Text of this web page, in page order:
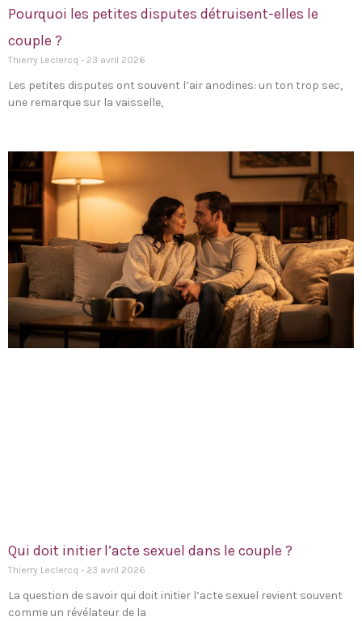
Pourquoi les petites disputes détruisent-elles le
couple ?
Thierry Leclercq 23 avril 2026
Les petites disputes ont souvent l’air anodines: un ton trop sec,
une remarque sur la vaisselle,
Qui doit initier l’acte sexuel dans le couple ?
Thierry Leclercq 23 avril 2026
La question de savoir qui doit initier l’acte sexuel revient souvent
comme un révélateur de la